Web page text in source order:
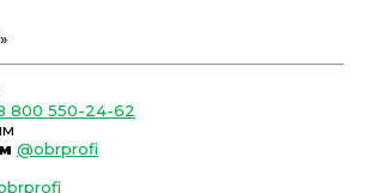
800 550-24-62
@obrprofi